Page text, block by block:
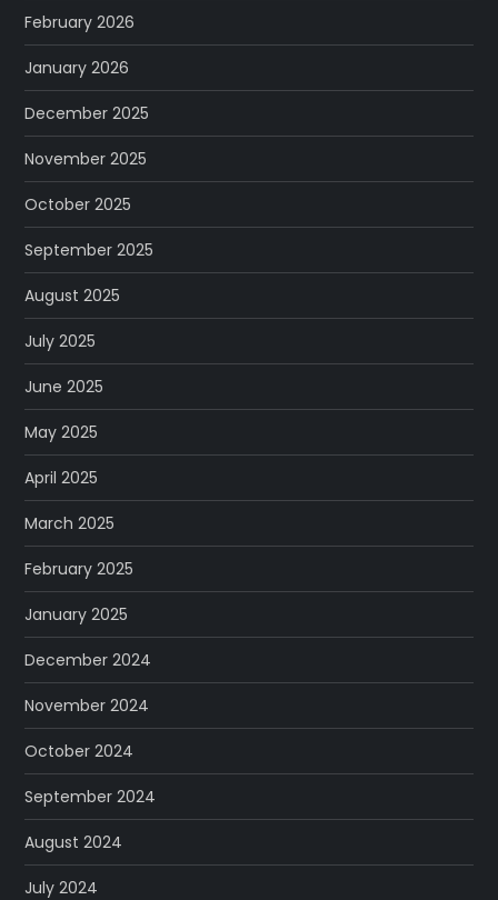
February 2026
January 2026
December 2025
November 2025
October 2025
September 2025
August 2025
July 2025
June 2025
May 2025
April 2025
March 2025
February 2025
January 2025
December 2024
November 2024
October 2024
September 2024
August 2024
July 2024